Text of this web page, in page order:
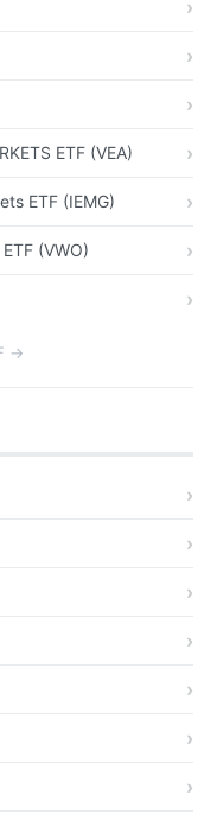
ETF (VEA)
ETF (IEMG)
(VWO)
→